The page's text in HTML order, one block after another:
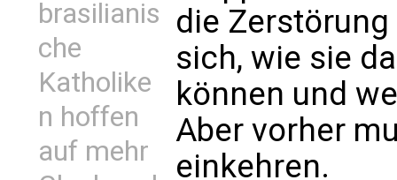
brasilianis
che
Katholike
n hoffen
auf mehr
die
sich, wie sie
können und
Aber vorher
einkehren.